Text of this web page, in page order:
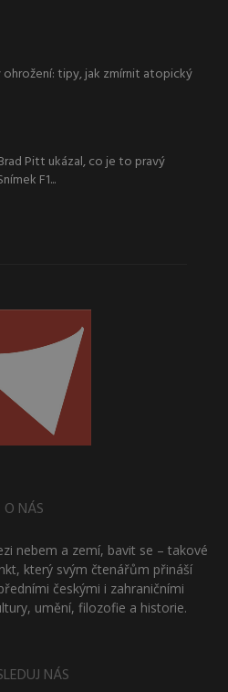
ohrožení: tipy, jak zmírnit atopický
Pitt ukázal, co je to pravý
F1...
O NÁS
nebem a zemí, bavit se – takové
který svým čtenářům přináší
českými i zahraničními
umění, filozofie a historie.
NÁS